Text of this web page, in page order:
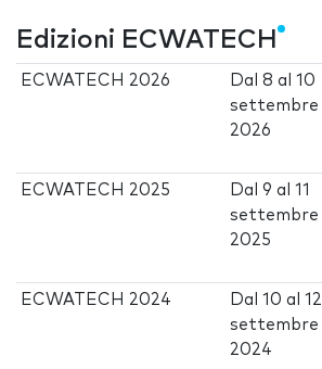
Edizioni ECWATECH
ECWATECH 2026 Dal8 al10
settembre
2026
ECWATECH 2025 Dal9 al11
settembre
2025
ECWATECH 2024 Dal10 al12
settembre
2024